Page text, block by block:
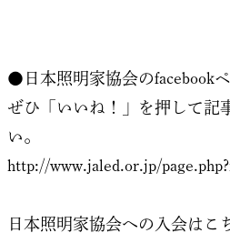
●日本照明家協会のfacebook
ぜひ「いいね！」を押して記
い。
http://www.jaled.or.jp/
日本照明家協会への入会はこ